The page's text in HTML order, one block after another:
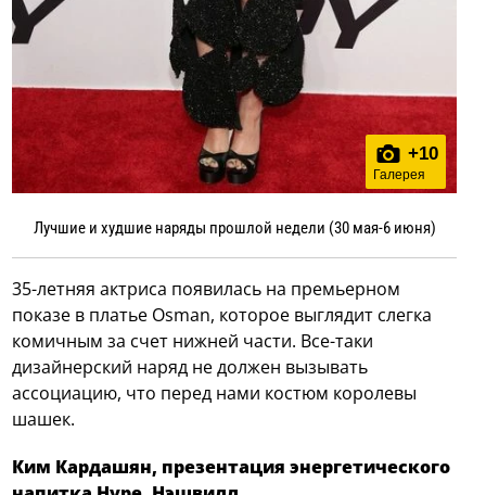
+10
Галерея
Лучшие и худшие наряды прошлой недели (30 мая-6 июня)
35-летняя актриса появилась на премьерном
показе в платье Osman, которое выглядит слегка
комичным за счет нижней части. Все-таки
дизайнерский наряд не должен вызывать
ассоциацию, что перед нами костюм королевы
шашек.
Ким Кардашян, презентация энергетического